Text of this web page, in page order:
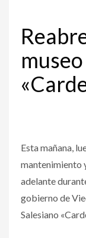
Esta mañana,
mantenimiento
adelante
gobierno de
Salesiano